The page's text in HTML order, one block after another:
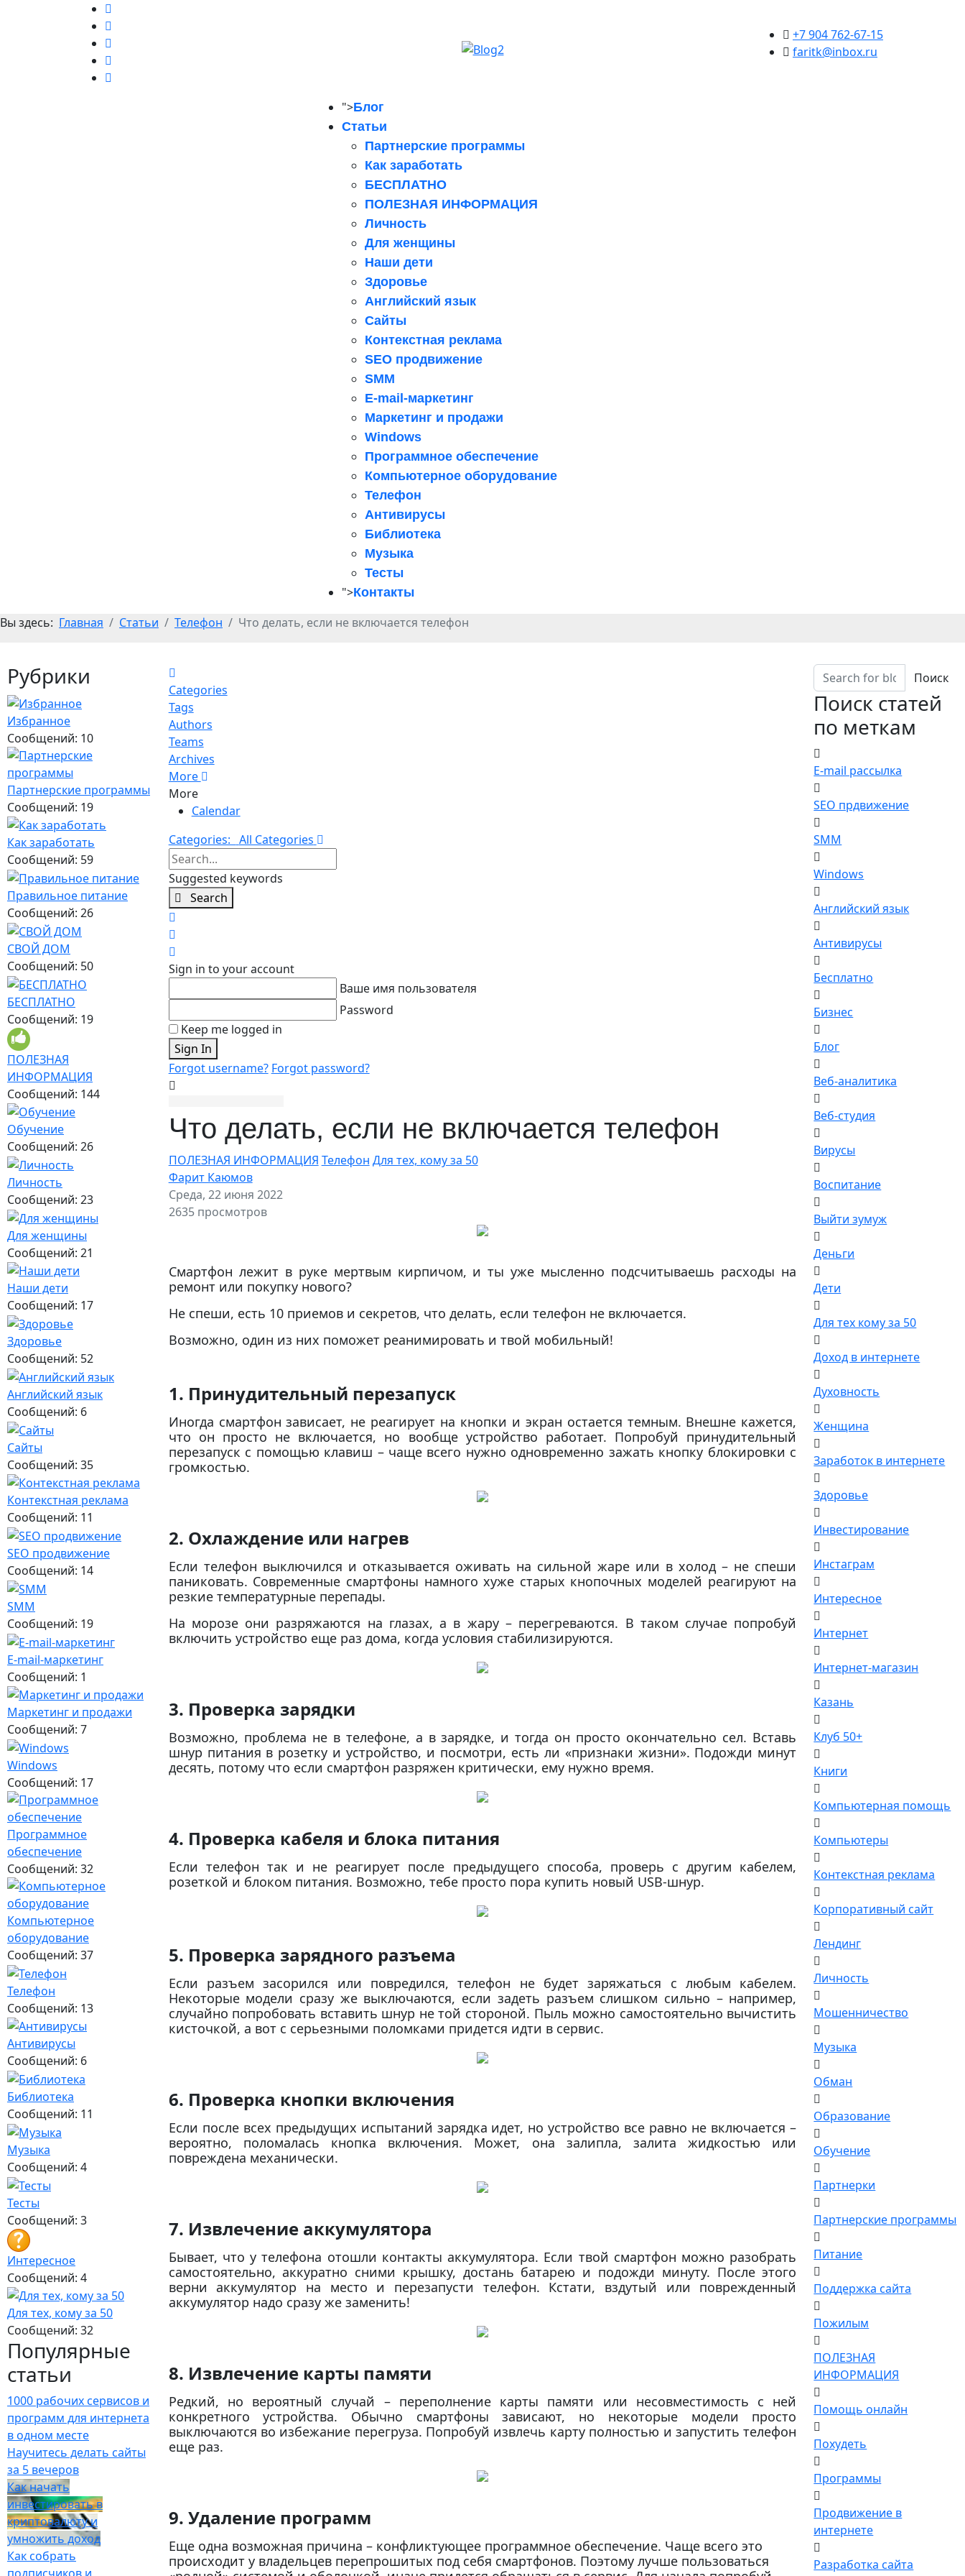
+7 904 762-67-15
faritk@inbox.ru
">Блог
Статьи
Партнерские программы
Как заработать
БЕСПЛАТНО
ПОЛЕЗНАЯ ИНФОРМАЦИЯ
Личность
Для женщины
Наши дети
Здоровье
Английский язык
Сайты
Контекстная реклама
SEO продвижение
SMM
E-mail-маркетинг
Маркетинг и продажи
Windows
Программное обеспечение
Компьютерное оборудование
Телефон
Антивирусы
Библиотека
Музыка
Тесты
">Контакты
Вы здесь: Главная Статьи Телефон Что делать, если не включается телефон
Рубрики
Избранное
Сообщений: 10
Партнерские программы
Сообщений: 19
Как заработать
Сообщений: 59
Правильное питание
Сообщений: 26
СВОЙ ДОМ
Сообщений: 50
БЕСПЛАТНО
Сообщений: 19
ПОЛЕЗНАЯ
ИНФОРМАЦИЯ
Сообщений: 144
Обучение
Сообщений: 26
Личность
Сообщений: 23
Для женщины
Сообщений: 21
Наши дети
Сообщений: 17
Здоровье
Сообщений: 52
Английский язык
Сообщений: 6
Сайты
Сообщений: 35
Контекстная реклама
Сообщений: 11
SEO продвижение
Сообщений: 14
SMM
Сообщений: 19
E-mail-маркетинг
Сообщений: 1
Маркетинг и продажи
Сообщений: 7
Windows
Сообщений: 17
Программное
обеспечение
Сообщений: 32
Компьютерное
оборудование
Сообщений: 37
Телефон
Сообщений: 13
Антивирусы
Сообщений: 6
Библиотека
Сообщений: 11
Музыка
Сообщений: 4
Тесты
Сообщений: 3
Интересное
Сообщений: 4
Для тех, кому за 50
Сообщений: 32
Популярные
статьи
1000 рабочих сервисов и
программ для интернета
в одном месте
Научитесь делать сайты
за 5 вечеров
Как начать
инвестировать в
криптовалюту и
умножить доход
Как собрать
Categories
Tags
Authors
Teams
Archives
More
More
Calendar
Categories: All Categories
Search...
Suggested keywords
Search
Sign in to your account
Ваше имя пользователя
Password
Keep me logged in
Sign In
Forgot username? Forgot password?
Что делать, если не включается телефон
ПОЛЕЗНАЯ ИНФОРМАЦИЯ Телефон Для тех, кому за 50
Фарит Каюмов
Среда, 22 июня 2022
2635 просмотров
Смартфон лежит в руке мертвым кирпичом, и ты уже мысленно подсчитываешь расходы на
ремонт или покупку нового?
Не спеши, есть 10 приемов и секретов, что делать, если телефон не включается.
Возможно, один из них поможет реанимировать и твой мобильный!
1. Принудительный перезапуск
Иногда смартфон зависает, не реагирует на кнопки и экран остается темным. Внешне кажется,
что он просто не включается, но вообще устройство работает. Попробуй принудительный
перезапуск с помощью клавиш – чаще всего нужно одновременно зажать кнопку блокировки с
громкостью.
2. Охлаждение или нагрев
Если телефон выключился и отказывается оживать на сильной жаре или в холод – не спеши
паниковать. Современные смартфоны намного хуже старых кнопочных моделей реагируют на
резкие температурные перепады.
На морозе они разряжаются на глазах, а в жару – перегреваются. В таком случае попробуй
включить устройство еще раз дома, когда условия стабилизируются.
3. Проверка зарядки
Возможно, проблема не в телефоне, а в зарядке, и тогда он просто окончательно сел. Вставь
шнур питания в розетку и устройство, и посмотри, есть ли «признаки жизни». Подожди минут
десять, потому что если смартфон разряжен критически, ему нужно время.
4. Проверка кабеля и блока питания
Если телефон так и не реагирует после предыдущего способа, проверь с другим кабелем,
розеткой и блоком питания. Возможно, тебе просто пора купить новый USB-шнур.
5. Проверка зарядного разъема
Если разъем засорился или повредился, телефон не будет заряжаться с любым кабелем.
Некоторые модели сразу же выключаются, если задеть разъем слишком сильно – например,
случайно попробовать вставить шнур не той стороной. Пыль можно самостоятельно вычистить
кисточкой, а вот с серьезными поломками придется идти в сервис.
6. Проверка кнопки включения
Если после всех предыдущих испытаний зарядка идет, но устройство все равно не включается –
вероятно, поломалась кнопка включения. Может, она залипла, залита жидкостью или
повреждена механически.
7. Извлечение аккумулятора
Бывает, что у телефона отошли контакты аккумулятора. Если твой смартфон можно разобрать
самостоятельно, аккуратно сними крышку, достань батарею и подожди минуту. После этого
верни аккумулятор на место и перезапусти телефон. Кстати, вздутый или поврежденный
аккумулятор надо сразу же заменить!
8. Извлечение карты памяти
Редкий, но вероятный случай – переполнение карты памяти или несовместимость с ней
конкретного устройства. Обычно смартфоны зависают, но некоторые модели просто
выключаются во избежание перегруза. Попробуй извлечь карту полностью и запустить телефон
еще раз.
9. Удаление программ
Еще одна возможная причина – конфликтующее программное обеспечение. Чаще всего это
происходит у владельцев перепрошитых под себя смартфонов. Поэтому лучше пользоваться
Поиск
Поиск статей
по меткам
E-mail рассылка
SEO прдвижение
SMM
Windows
Английский язык
Антивирусы
Бесплатно
Бизнес
Блог
Веб-аналитика
Веб-студия
Вирусы
Воспитание
Выйти зумуж
Деньги
Дети
Для тех кому за 50
Доход в интернете
Духовность
Женщина
Заработок в интернете
Здоровье
Инвестирование
Инстаграм
Интересное
Интернет
Интернет-магазин
Казань
Клуб 50+
Книги
Компьютерная помощь
Компьютеры
Контекстная реклама
Корпоративный сайт
Лендинг
Личность
Мошенничество
Музыка
Обман
Образование
Обучение
Партнерки
Партнерские программы
Питание
Поддержка сайта
Пожилым
ПОЛЕЗНАЯ
ИНФОРМАЦИЯ
Помощь онлайн
Похудеть
Программы
Продвижение в
интернете
Разработка сайта